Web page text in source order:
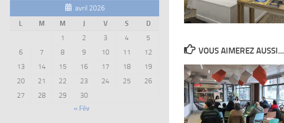
VOUS AIMEREZ AUSSI...
avril 2026
L
M M J V S
D
1
2 3 4
5
6
7 8 9 10 11
12
13
14 15 16 17 18
19
20
21 22 23 24 25
26
27
28 29
30
« Fév